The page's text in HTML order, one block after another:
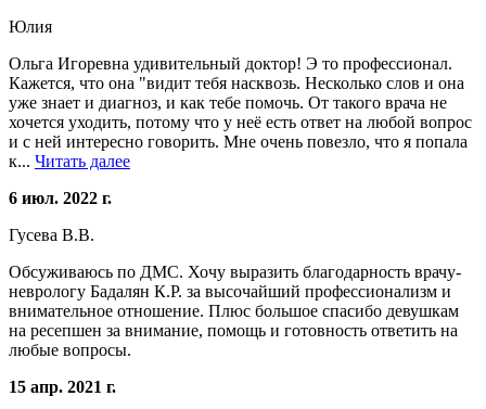
Юлия
Ольга Игоревна удивительный доктор! Э то профессионал.
Кажется, что она "видит тебя насквозь. Несколько слов и она
уже знает и диагноз, и как тебе помочь. От такого врача не
хочется уходить, потому что у неё есть ответ на любой вопрос
и с ней интересно говорить. Мне очень повезло, что я попала
к... Читать далее
6 июл. 2022 г.
Гусева В.В.
Обсуживаюсь по ДМС. Хочу выразить благодарность врачу-
неврологу Бадалян К.Р. за высочайший профессионализм и
внимательное отношение. Плюс большое спасибо девушкам
на ресепшен за внимание, помощь и готовность ответить на
любые вопросы.
15 апр. 2021 г.